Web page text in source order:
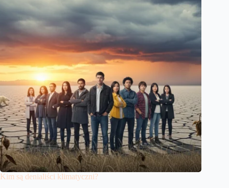
Kim są denialiści klimatyczni?